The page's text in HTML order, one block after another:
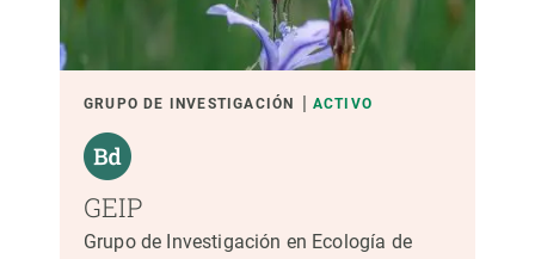
GRUPO DE INVESTIGACIÓN ACTIVO
GEIP
Grupo de Investigación en Ecología de